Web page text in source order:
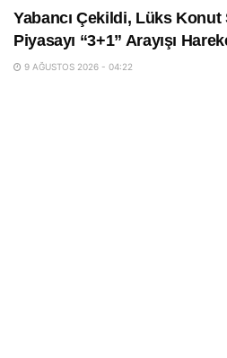
Yabancı Çekildi, Lüks Konut
Piyasayı “3+1” Arayışı
9 AĞUSTOS 2026 - 04:22